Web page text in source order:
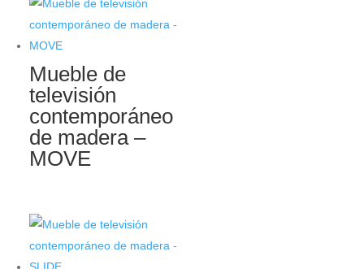
Mueble de
televisión
contemporáneo
de madera –
MOVE